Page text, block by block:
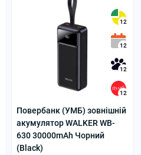
12
12
12
12
Повербанк (УМБ) зовнішній
акумулятор WALKER WB-
630 30000mAh Чорний
(Black)